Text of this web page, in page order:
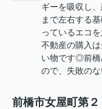
ギーを吸収し
まで左右する
っているエコ
不動産の購入
い物です◎前橋
ので、失敗の
前橋市女屋町第